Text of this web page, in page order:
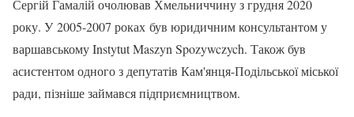
Сергій Гамалій очолював Хмельниччину з грудня 2020
року. У 2005-2007 роках був юридичним консультантом у
варшавському Instytut Maszyn Spozywczych. Також був
асистентом одного з депутатів Кам'янця-Подільської міської
ради, пізніше займався підприємництвом.